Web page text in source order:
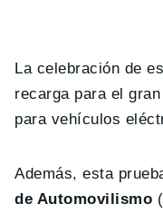
La celebración de
recarga para el
para vehículos
Además, esta
de Automovilismo